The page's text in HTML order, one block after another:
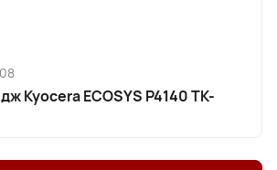
Kyocera ECOSYS P4140 TK-